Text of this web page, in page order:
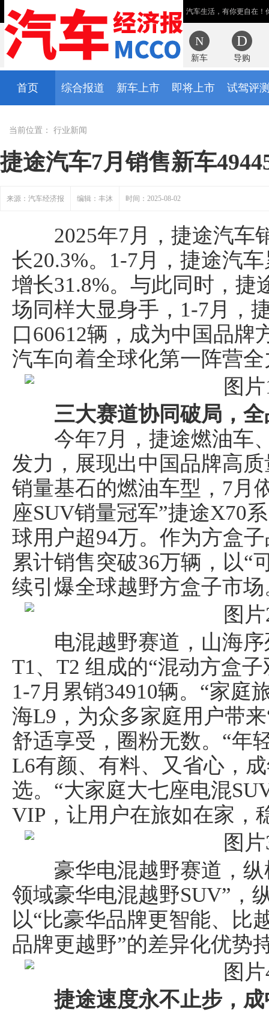
汽车生活，有你更自在！
新车 导购
首页 综合报道 新车上市 即将上市 试驾评
当前位置： 行业新闻
捷途汽车7月销售新车
来源：汽车经济报 编辑：丰沐 时间：2025-08-02
2025年7月，捷途汽车
长20.3%。1-7月，捷途汽
增长31.8%。与此同时，捷
场同样大显身手，1-7月，
口60612辆，成为中国品牌
汽车向着全球化第一阵营
三大赛道协同破局，
今年7月，捷途燃油车
发力，展现出中国品牌高
销量基石的燃油车型，7月
座SUV销量冠军”捷途X70
球用户超94万。作为方盒
累计销售突破36万辆，以“
续引爆全球越野方盒子市场
电混越野赛道，山海序
T1、T2 组成的“混动方盒
1-7月累销34910辆。“家庭
海L9，为众多家庭用户带
舒适享受，圈粉无数。“年
L6有颜、有料、又省心，
选。“大家庭大七座电混
VIP，让用户在旅如在家，
豪华电混越野赛道，纵
领域豪华电混越野SUV”，
以“比豪华品牌更智能、比
品牌更越野”的差异化优势
捷途速度永不止步，